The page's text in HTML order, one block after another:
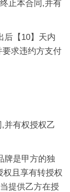
止本合同,并有
后【10】天内
求违约方支付
并有权授权乙
牌是甲方的独
且享有转授权
提供乙方在授